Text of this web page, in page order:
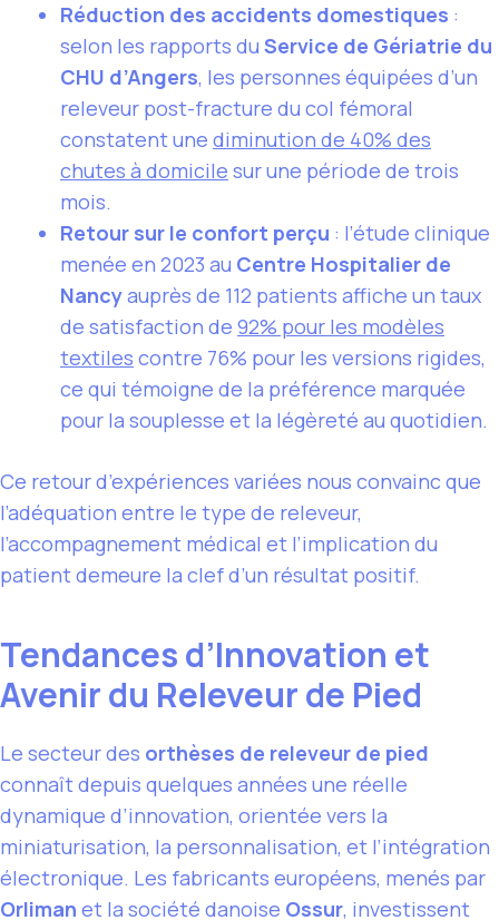
Réduction des accidents domestiques :
selon les rapports du Service de Gériatrie du
CHU d’Angers, les personnes équipées d’un
releveur post-fracture du col fémoral
constatent une diminution de 40% des
chutes à domicile sur une période de trois
mois.
Retour sur le confort perçu : l’étude clinique
menée en 2023 au Centre Hospitalier de
Nancyauprès de 112 patients affiche un taux
de satisfaction de 92% pour les modèles
textiles contre 76% pour les versions rigides,
ce qui témoigne de la préférence marquée
pour la souplesse et la légèreté au quotidien.
Ce retour d’expériences variées nous convainc que
l’adéquation entre le type de releveur,
l’accompagnement médical et l’implication du
patient demeure la clef d’un résultat positif.
Tendances d’Innovation et
Avenir du Releveur de Pied
Le secteur des orthèses de releveur de pied
connaît depuis quelques années une réelle
dynamique d’innovation, orientée vers la
miniaturisation, la personnalisation, et l’intégration
électronique. Les fabricants européens, menés par
Orliman et la société danoise Ossur, investissent